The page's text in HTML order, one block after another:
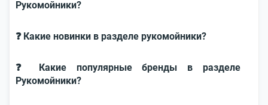
Рукомойники?
❓ Какие новинки в разделе рукомойники?
❓ Какие популярные бренды в разделе
Рукомойники?